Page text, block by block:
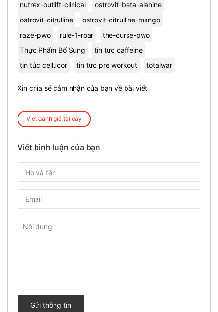
nutrex-outlift-clinical
ostrovit-beta-alanine
ostrovit-citrulline
ostrovit-citrulline-mango
raze-pwo
rule-1-roar
the-curse-pwo
Thực Phẩm Bổ Sung
tin tức caffeine
tin tức cellucor
tin tức pre workout totalwar
Xin chia sẻ cảm nhận của bạn về bài viết
Viết đánh giá tại đây
Viết bình luận của bạn
Gửi thông tin